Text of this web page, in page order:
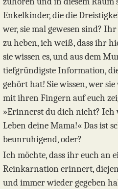
Enkelkinder, die die
wer, sie mal gewesen sind?
zu heben, ich weiß, dass ihr
sie wissen es, und aus dem
tiefgründigste Information,
gehört hat! Sie wissen, wer
mit ihren Fingern auf euch
»Erinnerst du dich nicht? Ich
Leben deine Mama!« Das ist
beunruhigend, oder?
Ich möchte, dass ihr euch an
Reinkarnation erinnert,
und immer wieder gegeben